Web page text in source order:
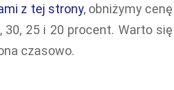
z tej strony, obniżymy cenę
30, 25 i 20 procent. Warto się
czasowo.